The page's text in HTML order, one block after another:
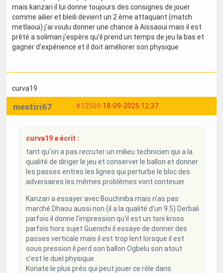
mais kanzari il lui donne toujours des consignes de jouer
comme ailier et bleili devient un 2 ème attaquant (match
metlaoui) j'ai voulu donner une chance à Aissaoui mais il est
prêté a soliman j'espère qu'il prend un temps de jeu la bas et
gagner d'expérience et il doit améliorer son physique
curva19
#12509 18-09-2025 12:37
mestiri67
curva19 a écrit :
tant qu'on a pas recruter un milieu technicien qui a la
qualité de diriger le jeu et conserver le ballon et donner
les passes entres les lignes qui perturbe le bloc des
adversaires les mêmes problèmes vont continuer
Kanzari a essayer avec Bouchniba mais n'as pas
marché Dhaou aussi non (il a la qualité d'un 9.5) Derbali
parfois il donne l'impression qu'il est un toni kroos
parfois hors sujet Guenichi il essaye de donner des
passes verticale mais il est trop lent lorsque il est
sous pression il perd son ballon Ogbelu son atout
c'est le duel physique
Konate le plus prés qui peut jouer ce rôle dans